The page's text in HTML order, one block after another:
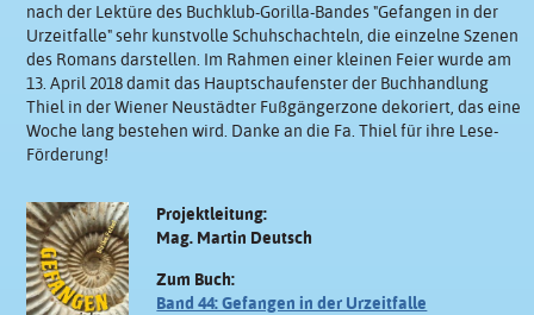
nach der Lektüre des Buchklub-Gorilla-Bandes "Gefangen in der
Urzeitfalle" sehr kunstvolle Schuhschachteln, die einzelne Szenen
des Romans darstellen. Im Rahmen einer kleinen Feier wurde am
13. April 2018 damit das Hauptschaufenster der Buchhandlung
Thiel in der Wiener Neustädter Fußgängerzone dekoriert, das eine
Woche lang bestehen wird. Danke an die Fa. Thiel für ihre Lese-
Förderung!
Projektleitung:
Mag. Martin Deutsch
Zum Buch:
Band 44: Gefangen in der Urzeitfalle